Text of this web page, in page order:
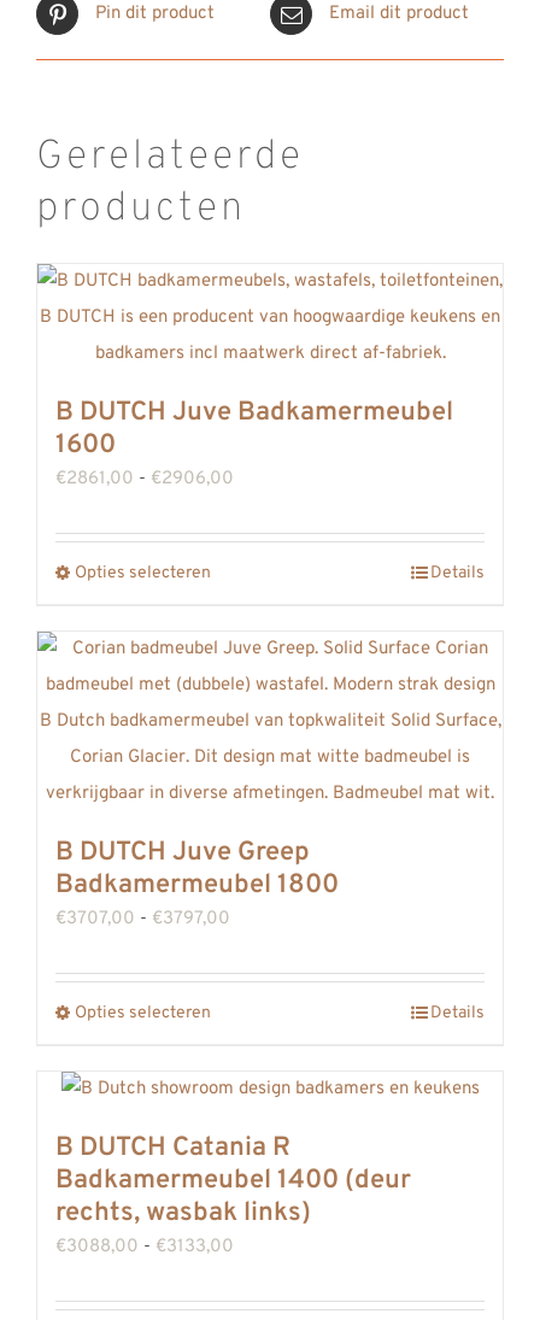
Pin dit product Email dit product
Gerelateerde
producten
B DUTCH Juve Badkamermeubel
1600
€2861,00 - €2906,00
Opties selecteren
heeft
meerdere
variaties.
Deze
optie
gekozen
de
Details
B DUTCH Juve Greep
Badkamermeubel 1800
€3707,00 - €3797,00
Opties selecteren
heeft
variaties.
Deze
optie
gekozen
Details
B DUTCH Catania R
Badkamermeubel 1400 (deur
rechts, wasbak links)
€3088,00 - €3133,00